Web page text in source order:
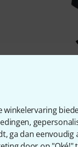
winkelervaring
ga dan